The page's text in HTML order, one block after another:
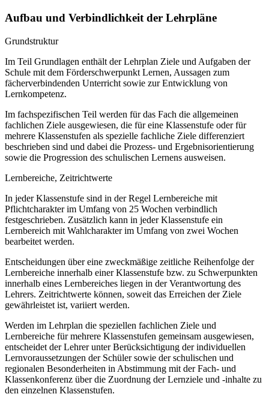
Aufbau und Verbindlichkeit der Lehrpläne
Grundstruktur
Im Teil Grundlagen enthält der Lehrplan Ziele und Aufgaben der
Schule mit dem Förderschwerpunkt Lernen, Aussagen zum
fächerverbindenden Unterricht sowie zur Entwicklung von
Lernkompetenz.
Im fachspezifischen Teil werden für das Fach die allgemeinen
fachlichen Ziele ausgewiesen, die für eine Klassenstufe oder für
mehrere Klassenstufen als spezielle fachliche Ziele differenziert
beschrieben sind und dabei die Prozess- und Ergebnisorientierung
sowie die Progression des schulischen Lernens ausweisen.
Lernbereiche, Zeitrichtwerte
In jeder Klassenstufe sind in der Regel Lernbereiche mit
Pflichtcharakter im Umfang von 25 Wochen verbindlich
festgeschrieben. Zusätzlich kann in jeder Klassenstufe ein
Lernbereich mit Wahlcharakter im Umfang von zwei Wochen
bearbeitet werden.
Entscheidungen über eine zweckmäßige zeitliche Reihenfolge der
Lernbereiche innerhalb einer Klassenstufe bzw. zu Schwerpunkten
innerhalb eines Lernbereiches liegen in der Verantwortung des
Lehrers. Zeitrichtwerte können, soweit das Erreichen der Ziele
gewährleistet ist, variiert werden.
Werden im Lehrplan die speziellen fachlichen Ziele und
Lernbereiche für mehrere Klassenstufen gemeinsam ausgewiesen,
entscheidet der Lehrer unter Berücksichtigung der individuellen
Lernvoraussetzungen der Schüler sowie der schulischen und
regionalen Besonderheiten in Abstimmung mit der Fach- und
Klassenkonferenz über die Zuordnung der Lernziele und -inhalte zu
den einzelnen Klassenstufen.